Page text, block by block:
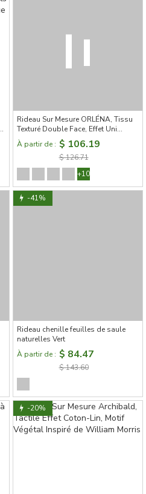
Rideau Sur Mesure ORLÉNA, Tissu
Texturé Double Face, Effet Uni
Structuré
À partir de : $ 106.19
$ 126.71
+10
-41%
Rideau chenille feuilles de saule
naturelles Vert
À partir de : $ 84.47
$ 143.60
-20%